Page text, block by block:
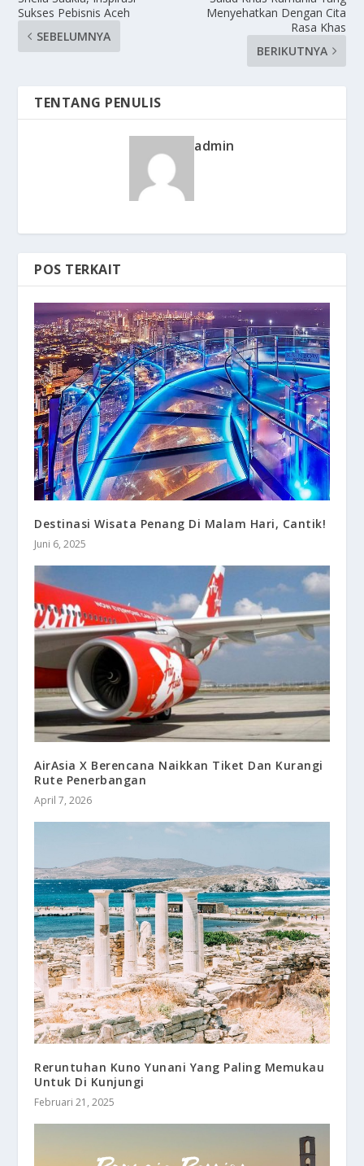
Sukses Pebisnis Aceh
SEBELUMNYA
Menyehatkan Dengan Cita
Rasa Khas
BERIKUTNYA
TENTANG PENULIS
admin
POS TERKAIT
Destinasi Wisata Penang Di Malam Hari, Cantik!
Juni 6, 2025
AirAsia X Berencana Naikkan Tiket Dan Kurangi
Rute Penerbangan
April 7, 2026
Reruntuhan Kuno Yunani Yang Paling Memukau
Untuk Di Kunjungi
Februari 21, 2025